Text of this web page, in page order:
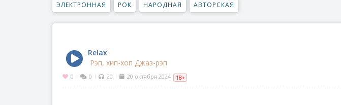
ЭЛЕКТРОННАЯ РОК НАРОДНАЯ АВТОРСКАЯ
Relax
Рэп, хип-хоп Джаз-рэп
0 | 0 | 20 | 20 октября 2024 18+